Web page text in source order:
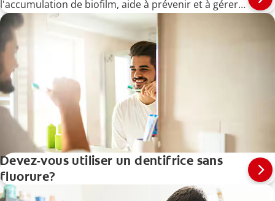
l'accumulation de biofilm, aide à prévenir et à gérer
les maladies des gencives (gingivites) à un stade
précoce et soulage la sensibilité dentaire.
Devez-vous utiliser un dentifrice sans
fluorure?